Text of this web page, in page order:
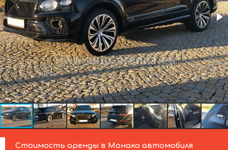
Стоимость аренды в Монако автомобиля